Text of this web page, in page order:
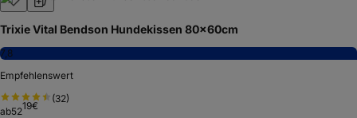
Trixie Vital Bendson Hundekissen 80x60cm
7,8
Empfehlenswert
(32)
ab5219€